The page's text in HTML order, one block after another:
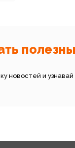
новостей и узнавай